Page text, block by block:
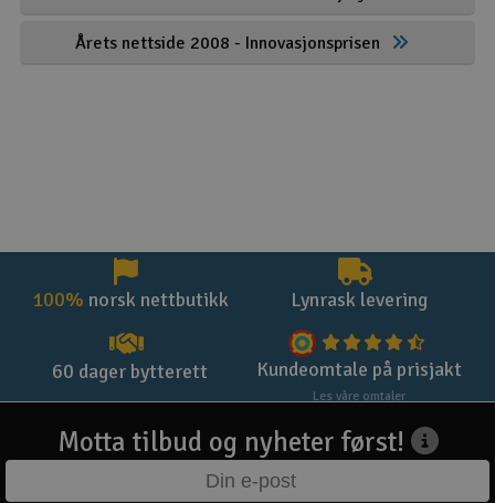
Årets nettside 2008 - Innovasjonsprisen
100% norsk nettbutikk Lynrask levering
60 dager bytterett Kundeomtale på prisjakt
Les våre omtaler
Motta tilbud og nyheter først!